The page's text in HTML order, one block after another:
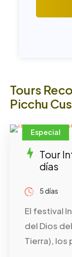
Tours
Picchu
Especial
Tour
días
5 días
El festival
del Dios
Tierra), los